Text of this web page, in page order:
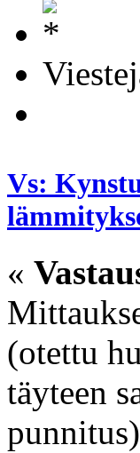
Vs:
«
(otettu
täyteen